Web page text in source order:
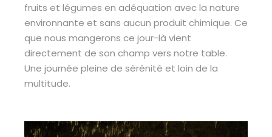
fruits et légumes en adéquation avec la nature
environnante et sans aucun produit chimique. Ce
que nous mangerons ce jour-là vient
directement de son champ vers notre table.
Une journée pleine de sérénité et loin de la
multitude.